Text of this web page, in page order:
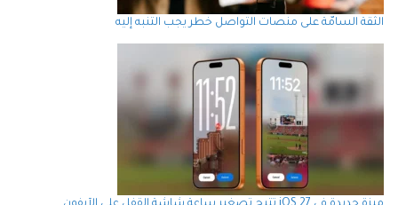
الثقة السامّة على منصات التواصل خطر يجب التنبه إليه